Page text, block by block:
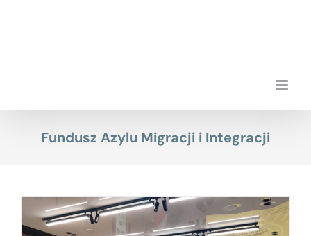
Fundusz Azylu Migracji i Integracji